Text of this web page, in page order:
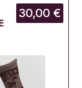
30,00 €